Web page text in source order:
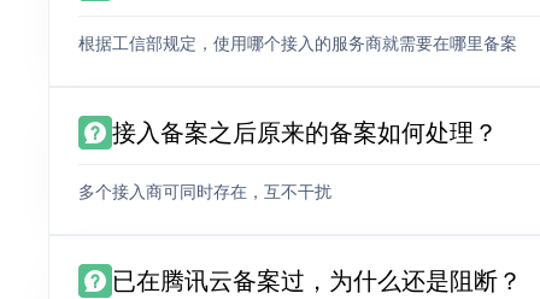
根据工信部规定，使用哪个接入的服务商就需要在哪里备案
接入备案之后原来的备案如何处理？
多个接入商可同时存在，互不干扰
已在腾讯云备案过，为什么还是阻断？